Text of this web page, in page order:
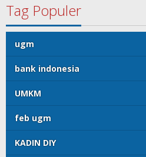
Tag Populer
ugm
bank indonesia
UMKM
feb ugm
KADIN DIY